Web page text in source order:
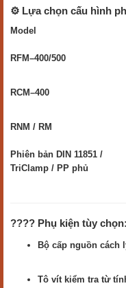
⚙️ Lựa chọn cấu hình
Model
RFM–400/500
RCM–400
RNM / RM
Phiên bản DIN 11851 /
TriClamp / PP phủ
???? Phụ kiện tùy chọn:
Bộ cấp nguồn cách
Tô vít kiểm tra từ